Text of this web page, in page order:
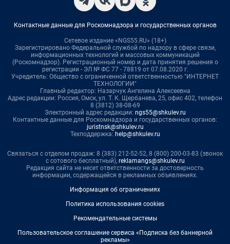
Контактные данные для Роскомнадзора и государственных органов
Сетевое издание «NGS55.RU» (18+)
Зарегистрировано Федеральной службой по надзору в сфере связи,
информационных технологий и массовых коммуникаций
(Роскомнадзор). Регистрационный номер и дата принятия решения о
регистрации - ЭЛ № ФС 77 - 78819 от 07.08.2020 г.
Учредитель: Общество с ограниченной ответственностью "ИНТЕРНЕТ
ТЕХНОЛОГИИ"
Главный редактор: Назарчук Ангелина Алексеевна
Адрес редакции: Россия, Омск, ул. Т. К. Щербанева, 25, офис 402, телефон
8 (3812) 38-08-69
Электронный адрес редакции: ngs55@shkulev.ru
Контактные данные для Роскомнадзора и государственных органов:
juristnsk@shkulev.ru
Техподдержка: help@shkulev.ru
Связаться с отделом продаж: 8 (383) 212-52-52, 8 (800) 200-03-83 (звонок
с сотового бесплатный), reklamangs@shkulev.ru
Редакция сайта не несет ответственности за достоверность
информации, содержащейся в рекламных объявлениях.
Информация об ограничениях
Политика использования cookies
Рекомендательные системы
Пользовательское соглашение сервиса «Подписка без баннерной
рекламы»